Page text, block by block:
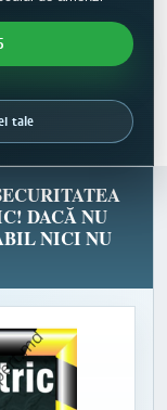
tale
DACĂ NU
NICI NU